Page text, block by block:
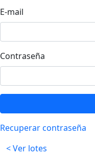
E-mail
Contraseña
Recuperar contraseña
< Ver lotes